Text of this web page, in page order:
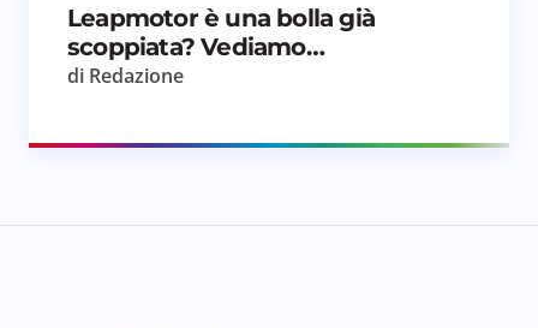
Leapmotor è una bolla già
scoppiata? Vediamo…
di Redazione